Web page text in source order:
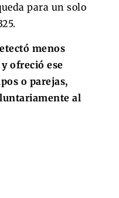
para un solo
menos
ofreció ese
o parejas,
al